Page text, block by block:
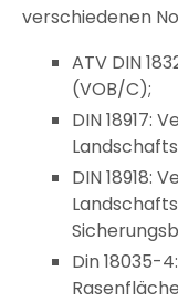
verschiedenen
ATV DIN
(VOB/C);
DIN 18917:
DIN 18918:
Din 18035-